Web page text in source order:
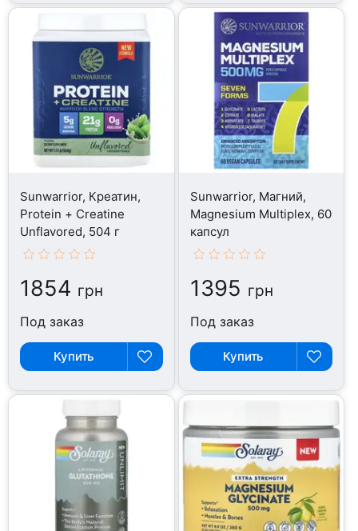
Sunwarrior, Креатин,
Protein + Creatine
Unflavored, 504 г
1854 грн
Под заказ
Купить
Sunwarrior, Магний,
Magnesium Multiplex, 60
капсул
1395 грн
Под заказ
Купить